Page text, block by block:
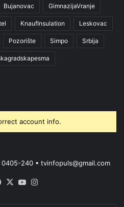
Bujanovac GimnazijaVranje
KnaufInsulation Leskovac
Pozorište Simpo Srbija
account info.
240 • tvinfopuls@gmail.com
Facebook
X YouTube